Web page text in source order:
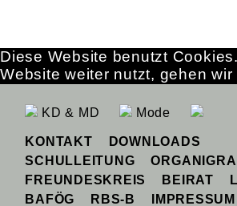
KD & MD Mode
KONTAKT
DOWNLOADS
SCHULLEITUNG
FREUNDESKREIS
BEIRAT
BAFÖG
RBS-B IMPRESSUM
Diese Website benutzt
Website weiter nutzt, gehen wir